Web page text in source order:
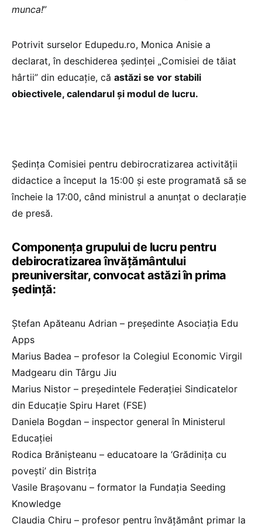
munca!”
Potrivit surselor Edupedu.ro, Monica Anisie a
declarat, în deschiderea ședinței „Comisiei de tăiat
hârtii” din educație, că astăzi se vor stabili
obiectivele, calendarul și modul de lucru.
Ședința Comisiei pentru debirocratizarea activității
didactice a început la 15:00 și este programată să se
încheie la 17:00, când ministrul a anunțat o declarație
de presă.
Componența grupului de lucru pentru
debirocratizarea învățământului
preuniversitar, convocat astăzi în prima
ședință:
Ștefan Apăteanu Adrian – președinte Asociația Edu
Apps
Marius Badea – profesor la Colegiul Economic Virgil
Madgearu din Târgu Jiu
Marius Nistor – președintele Federației Sindicatelor
din Educație Spiru Haret (FSE)
Daniela Bogdan – inspector general în Ministerul
Educației
Rodica Brănișteanu – educatoare la ‘Grădinița cu
povești’ din Bistrița
Vasile Brașovanu – formator la Fundația Seeding
Knowledge
Claudia Chiru – profesor pentru învățământ primar la